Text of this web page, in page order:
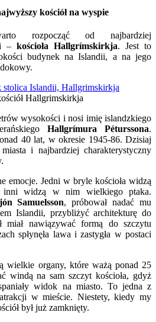
kościół na wyspie
rozpocząć od najbardziej
– kościoła Hallgrímskirkja. Jest to
budynek na Islandii, a na jego
Hallgrimskirkja
wysokości i nosi imię islandzkiego
Hallgrímura Péturssona.
40 lat, w okresie 1945-86. Dzisiaj
i najbardziej charakterystyczny
emocje. Jedni w bryle kościoła widzą
inni widzą w nim wielkiego ptaka.
Samuelsson, próbował nadać mu
Islandii, przybliżyć architekturę do
miał nawiązywać formą do szczytu
spłynęła lawa i zastygła w postaci
wielkie organy, które ważą ponad 25
windą na sam szczyt kościoła, gdyż
widok na miasto. To jedna z
w mieście. Niestety, kiedy my
był już zamknięty.